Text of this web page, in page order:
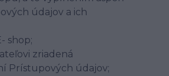
údajov a ich
shop;
zriadená
Prístupových údajov;